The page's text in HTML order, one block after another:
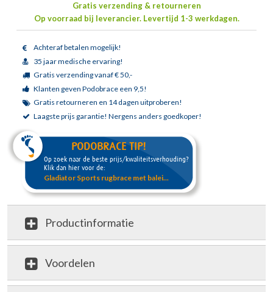
Gratis verzending & retourneren
Op voorraad bij leverancier.Levertijd 1-3 werkdagen.
Achteraf betalen mogelijk!
35 jaar medische ervaring!
Gratis verzending vanaf € 50,-
Klanten geven Podobrace een 9,5!
Gratis retourneren en 14 dagen uitproberen!
Laagste prijs garantie! Nergens anders goedkoper!
PODOBRACE TIP!
Op zoek naar de beste prijs/kwaliteitsverhouding?
Klik dan hier voor de:
Gladiator Sports rugbrace met balei...
Productinformatie
Voordelen